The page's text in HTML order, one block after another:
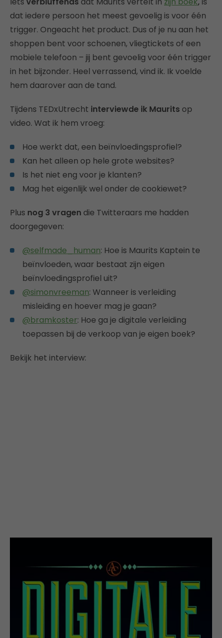
dat iedere persoon het meest gevoelig is voor één
trigger. Ongeacht het product. Dus of je nu aan het
shoppen bent voor schoenen, vliegtickets of een
mobiele telefoon – jij bent gevoelig voor één trigger
in het bijzonder. Heel verrassend, vind ik. Ik voelde
hem daarover aan de tand.
Tijdens TEDxUtrecht interviewde ik Maurits op
video. Wat ik hem vroeg:
Hoe werkt dat, een beïnvloedingsprofiel?
Kan het alleen op hele grote websites?
Is het niet eng voor je klanten?
Mag het eigenlijk wel onder de cookiewet?
Plus nog 3 vragen die Twitteraars me hadden
doorgegeven:
@selfmade_human: Hoe is Maurits Kaptein te
beïnvloeden, waar bestaat zijn eigen
beïnvloedingsprofiel uit?
@simonvreeman: Wanneer is verleiding
misleiding en hoever mag je gaan?
@bramkoster: Hoe ga je digitale verleiding
toepassen bij de verkoop van je eigen boek?
Bekijk het interview: